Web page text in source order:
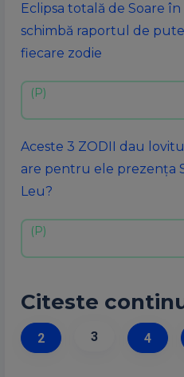
Eclipsa totală de Soare
schimbă raportul de
fiecare zodie
Aceste 3 ZODII dau
are pentru ele prezența
Leu?
Citeste
2 3 4